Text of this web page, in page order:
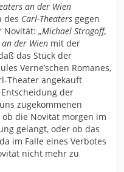
an der Wien
des Carl-Theaters gegen
„Michael Strogoff,
der Wien mit der
das Stück der
Verne’schen Romanes,
Theater angekauft
der
zugekommenen
die Novität morgen im
gelangt, oder ob das
im Falle eines Verbotes
nicht mehr zu